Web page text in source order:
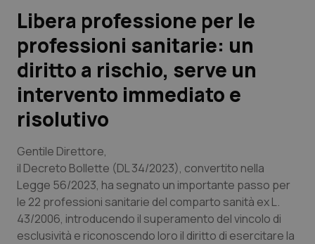
Lavoro e Professioni
Scienza e Farmaci
Studi e Analisi
Lettere al direttore
Edizioni Regionali
QS Pro
Professionisti Sanitari.AI
Libera professione per le
professioni sanitarie: un
diritto a rischio, serve un
intervento immediato e
risolutivo
Gentile Direttore,
il Decreto Bollette (DL 34/2023), convertito nella
Legge 56/2023, ha segnato un importante passo per
le 22 professioni sanitarie del comparto sanità ex L.
43/2006, introducendo il superamento del vincolo di
esclusività e riconoscendo loro il diritto di esercitare la